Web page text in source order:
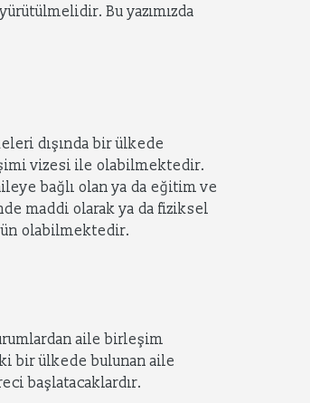
Bu yazımızda
dışında bir ülkede
vizesi ile olabilmektedir.
bağlı olan ya da eğitim ve
maddi olarak ya da fiziksel
olabilmektedir.
aile birleşim
bir ülkede bulunan aile
başlatacaklardır.